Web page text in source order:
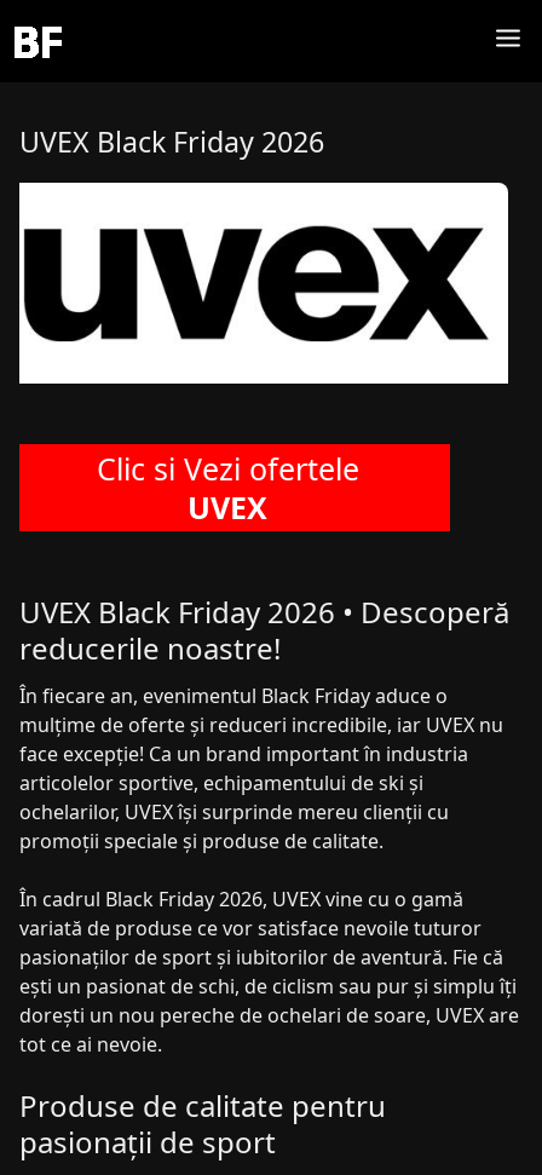
UVEX Black Friday 2026
Clic si Vezi ofertele
UVEX
UVEX Black Friday 2026 • Descoperă
reducerile noastre!
În fiecare an, evenimentul Black Friday aduce o
mulțime de oferte și reduceri incredibile, iar UVEX nu
face excepție! Ca un brand important în industria
articolelor sportive, echipamentului de ski și
ochelarilor, UVEX își surprinde mereu clienții cu
promoții speciale și produse de calitate.
În cadrul Black Friday 2026, UVEX vine cu o gamă
variată de produse ce vor satisface nevoile tuturor
pasionaților de sport și iubitorilor de aventură. Fie că
ești un pasionat de schi, de ciclism sau pur și simplu îți
dorești un nou pereche de ochelari de soare, UVEX are
tot ce ai nevoie.
Produse de calitate pentru
pasionații de sport